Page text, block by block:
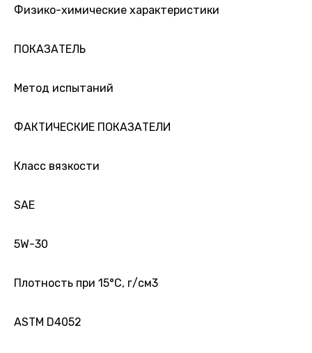
Физико-химические характеристики
ПОКАЗАТЕЛЬ
Метод испытаний
ФАКТИЧЕСКИЕ ПОКАЗАТЕЛИ
Класс вязкости
SAE
5W-30
Плотность при 15°С, г/см3
ASTM D4052